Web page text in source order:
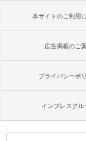
本サイトのご利用
広告掲載のご
プライバシーポ
インプレスグル